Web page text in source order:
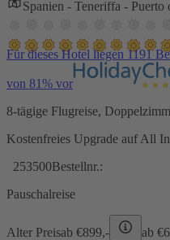
Spanien - Teneriffa - Puerto
Für dieses Hotel liegen 1191
von 81% vor
8-tägige Flugreise,
Kostenfreies Upgrade auf All
253500Bestellnr.:
Pauschalreise
Alter Preisab €899,- ab €